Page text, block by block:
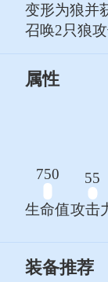
变形为狼并
召唤2只狼攻
属性
750
生命值
55
攻击
装备推荐